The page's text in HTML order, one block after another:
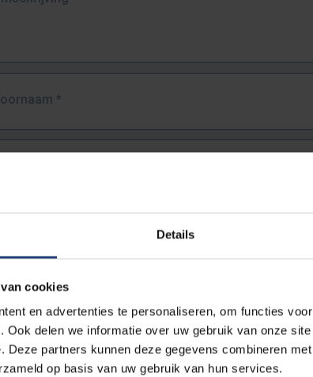
Details
cookies
en advertenties te personaliseren, om functies
Ook delen we informatie over uw gebruik van onze
Deze partners kunnen deze gegevens combineren
op basis van uw gebruik van hun services.
*
*
URL van de pagina waar je de fout zag.
www.vub.be/nl/studeren-aan-de-vub/alle-opleidingen